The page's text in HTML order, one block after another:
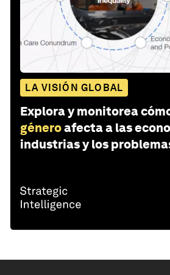
LA VISIÓN GLOBAL
Explora y monitorea
géneroafecta a las
industrias y los